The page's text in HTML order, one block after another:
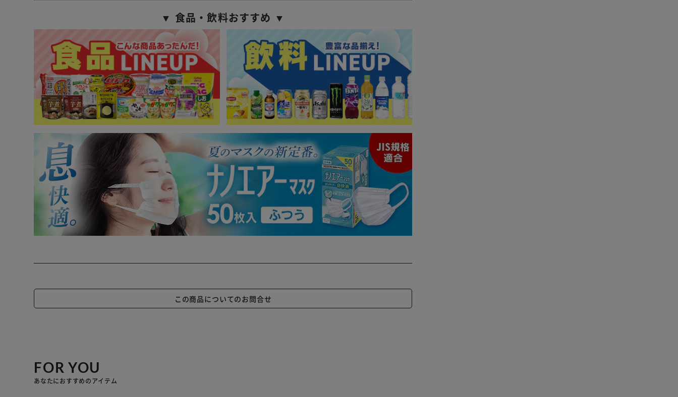
▼ 食品・飲料おすすめ ▼
この商品についてのお問合せ
FOR YOU
あなたにおすすめのアイテム